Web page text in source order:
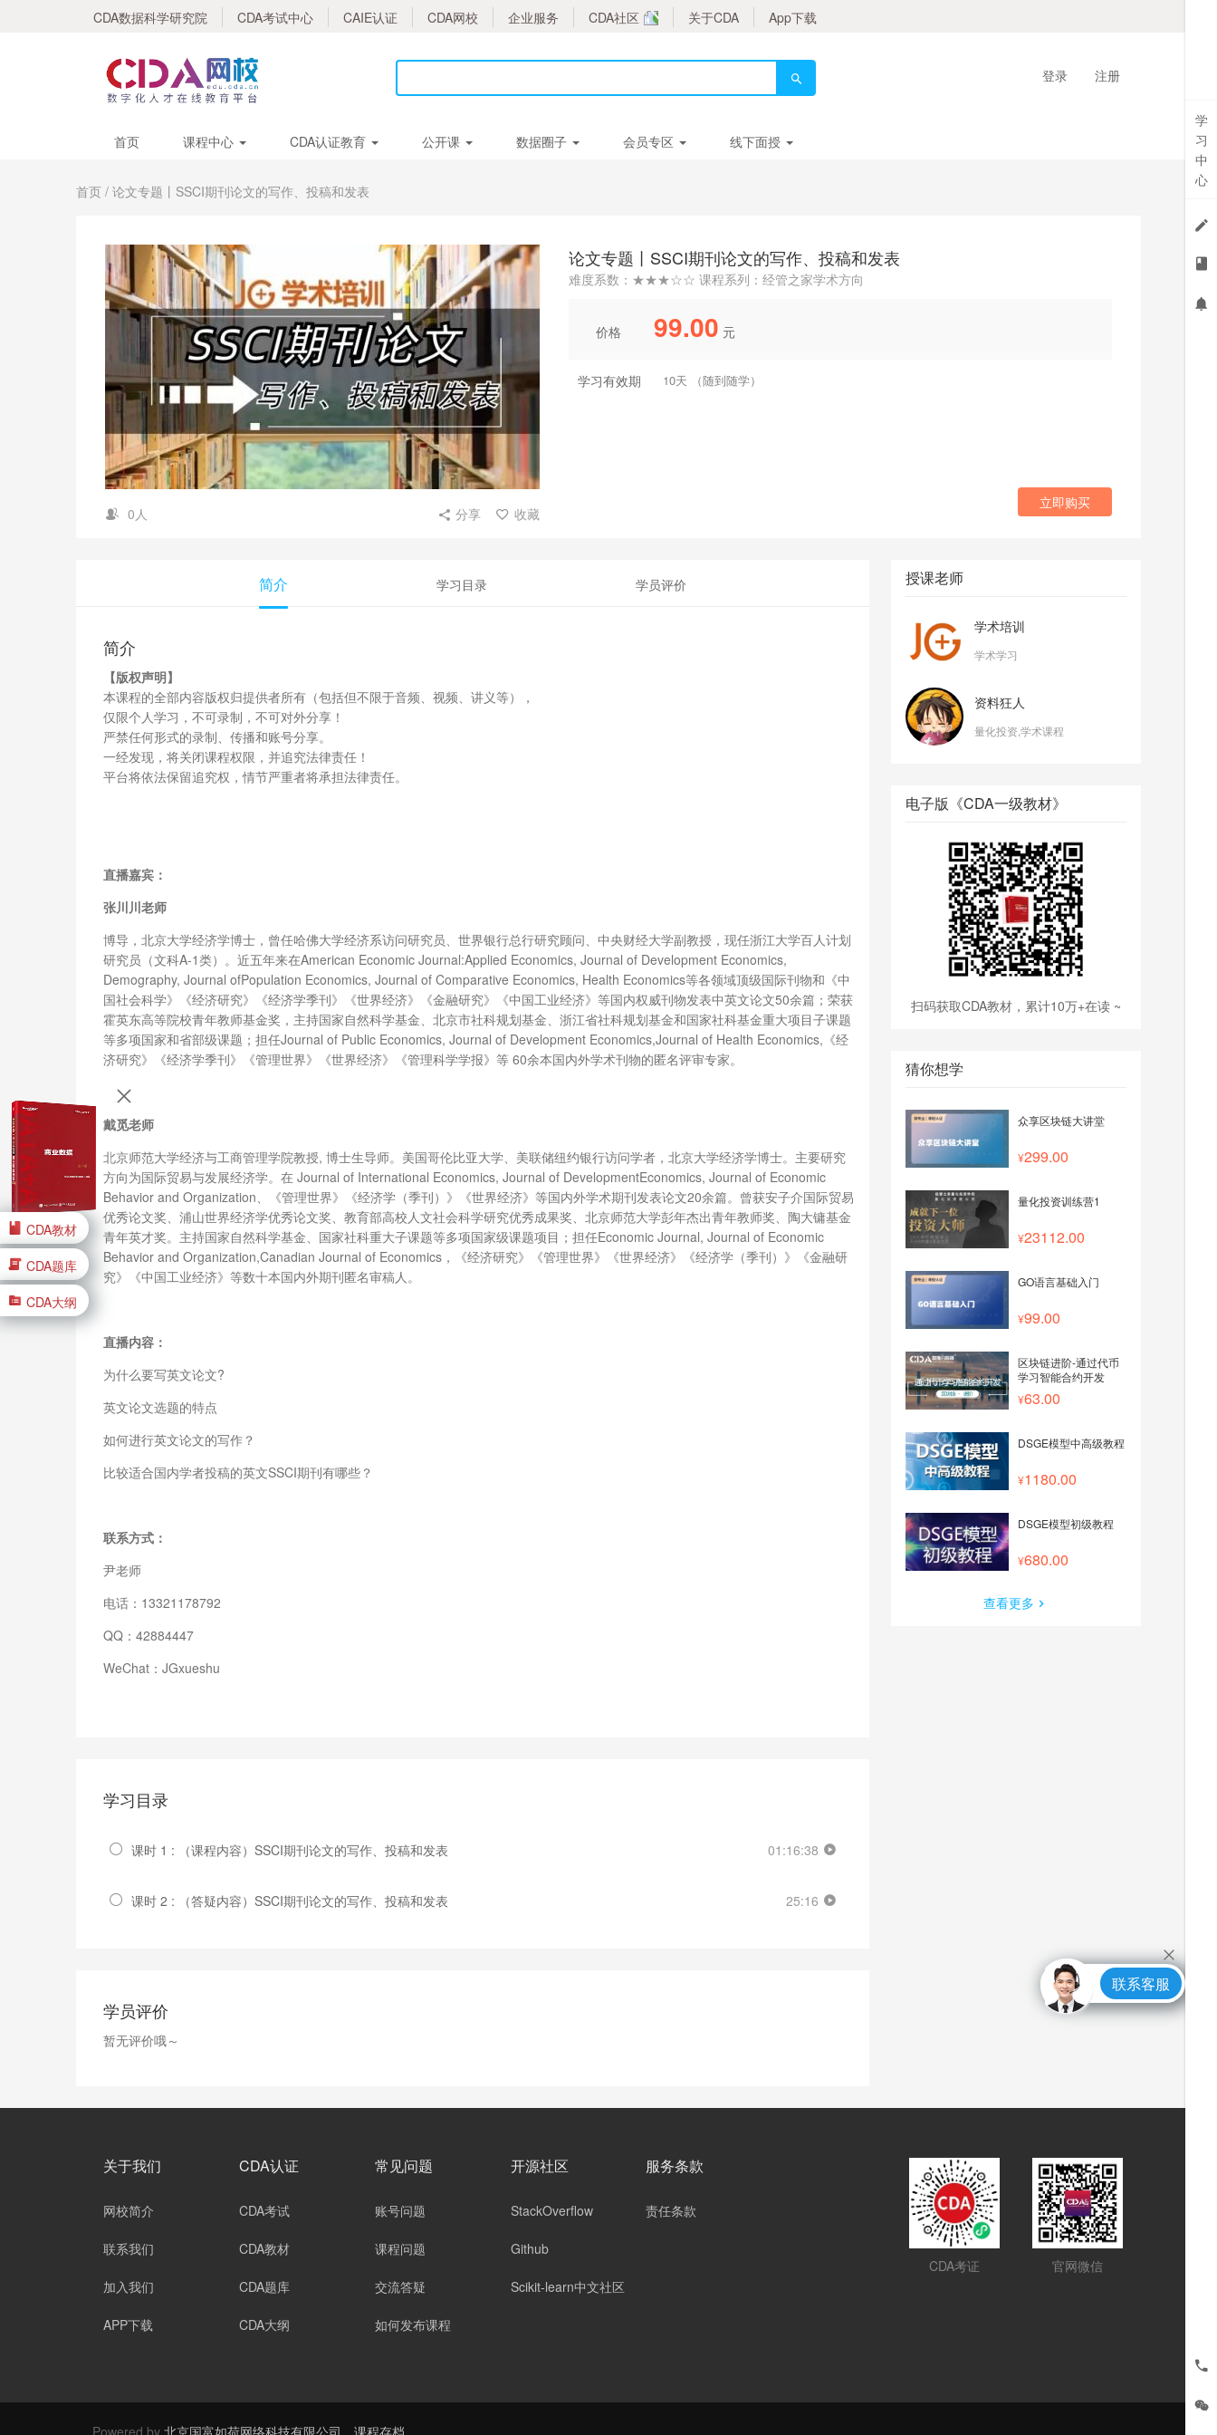
CDA数据科学研究院 CDA考试中心 CAIE认证 CDA网校 企业服务 CDA社区 关于CDA App下载
登录 注册
首页 课程中心 CDA认证教育 公开课 数据圈子 会员专区 线下面授
首页 / 论文专题丨SSCI期刊论文的写作、投稿和发表
0人 分享 收藏
论文专题丨SSCI期刊论文的写作、投稿和发表
难度系数：★★★☆☆ 课程系列：经管之家学术方向
价格 99.00 元
学习有效期 10天 （随到随学）
立即购买
简介 学习目录 学员评价
简介
【版权声明】
本课程的全部内容版权归提供者所有（包括但不限于音频、视频、讲义等），
仅限个人学习，不可录制，不可对外分享！
严禁任何形式的录制、传播和账号分享。
一经发现，将关闭课程权限，并追究法律责任！
平台将依法保留追究权，情节严重者将承担法律责任。
直播嘉宾：
张川川老师
博导，北京大学经济学博士，曾任哈佛大学经济系访问研究员、世界银行总行研究顾问、中央财经大学副教授，现任浙江大学百人计划
研究员（文科A-1类）。近五年来在American Economic Journal:Applied Economics, Journal of Development Economics,
Demography, Journal ofPopulation Economics, Journal of Comparative Economics, Health Economics等各领域顶级国际刊物和《中
国社会科学》《经济研究》《经济学季刊》《世界经济》《金融研究》《中国工业经济》等国内权威刊物发表中英文论文50余篇；荣获
霍英东高等院校青年教师基金奖，主持国家自然科学基金、北京市社科规划基金、浙江省社科规划基金和国家社科基金重大项目子课题
等多项国家和省部级课题；担任Journal of Public Economics, Journal of Development Economics,Journal of Health Economics,《经
济研究》《经济学季刊》《管理世界》《世界经济》《管理科学学报》等 60余本国内外学术刊物的匿名评审专家。
戴觅老师
北京师范大学经济与工商管理学院教授, 博士生导师。美国哥伦比亚大学、美联储纽约银行访问学者，北京大学经济学博士。主要研究
方向为国际贸易与发展经济学。在 Journal of International Economics, Journal of DevelopmentEconomics, Journal of Economic
Behavior and Organization、《管理世界》《经济学（季刊）》《世界经济》等国内外学术期刊发表论文20余篇。曾获安子介国际贸易
优秀论文奖、浦山世界经济学优秀论文奖、教育部高校人文社会科学研究优秀成果奖、北京师范大学彭年杰出青年教师奖、陶大镛基金
青年英才奖。主持国家自然科学基金、国家社科重大子课题等多项国家级课题项目；担任Economic Journal, Journal of Economic
Behavior and Organization,Canadian Journal of Economics，《经济研究》《管理世界》《世界经济》《经济学（季刊）》《金融研
究》《中国工业经济》等数十本国内外期刊匿名审稿人。
直播内容：
为什么要写英文论文?
英文论文选题的特点
如何进行英文论文的写作？
比较适合国内学者投稿的英文SSCI期刊有哪些？
联系方式：
尹老师
电话：13321178792
QQ：42884447
WeChat：JGxueshu
学习目录
课时 1 : （课程内容）SSCI期刊论文的写作、投稿和发表 01:16:38
课时 2 : （答疑内容）SSCI期刊论文的写作、投稿和发表 25:16
学员评价
暂无评价哦～
授课老师
学术培训
学术学习
资料狂人
量化投资,学术课程
电子版《CDA一级教材》
扫码获取CDA教材，累计10万+在读 ~
猜你想学
众享区块链大讲堂
299.00
量化投资训练营1
23112.00
GO语言基础入门
99.00
区块链进阶-通过代币
学习智能合约开发
63.00
DSGE模型中高级教程
1180.00
DSGE模型初级教程
680.00
查看更多
关于我们
网校简介
联系我们
加入我们
APP下载
CDA认证
CDA考试
CDA教材
CDA题库
CDA大纲
常见问题
账号问题
课程问题
交流答疑
如何发布课程
开源社区
StackOverflow
Github
Scikit-learn中文社区
服务条款
责任条款
CDA考证 官网微信
Powered by 北京国富如荷网络科技有限公司 课程存档
学
习
中
心
联系客服
CDA教材
CDA题库
CDA大纲